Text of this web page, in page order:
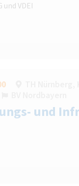
VDEI
und